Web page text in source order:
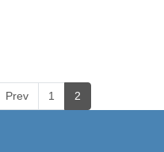
Prev 1 2